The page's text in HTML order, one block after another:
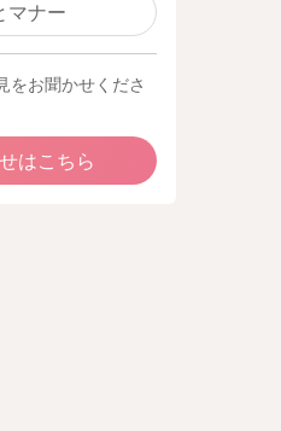
マナー
をお聞かせくださ
はこちら